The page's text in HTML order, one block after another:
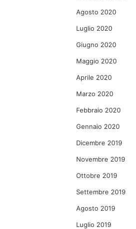
Agosto 2020
Luglio 2020
Giugno 2020
Maggio 2020
Aprile 2020
Marzo 2020
Febbraio 2020
Gennaio 2020
Dicembre 2019
Novembre 2019
Ottobre 2019
Settembre 2019
Agosto 2019
Luglio 2019